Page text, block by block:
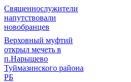
Священнослужители
напутствовали
новобранцев
Верховный муфтий
открыл мечеть в
п.Нарышево
Туймазинского района
РБ